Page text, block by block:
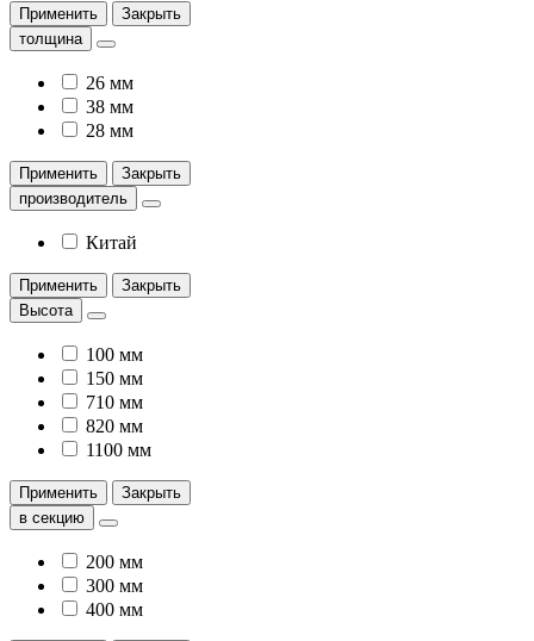
Применить
Закрыть
толщина
26 мм
38 мм
28 мм
Применить
Закрыть
производитель
Китай
Применить
Закрыть
Высота
100 мм
150 мм
710 мм
820 мм
1100 мм
Применить
Закрыть
в секцию
200 мм
300 мм
400 мм